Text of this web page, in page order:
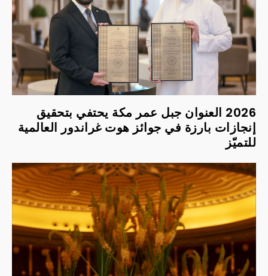
2026 العنوان جبل عمر مكة يحتفي بتحقيق
إنجازات بارزة في جوائز هوت غراندور العالمية
للتميّز